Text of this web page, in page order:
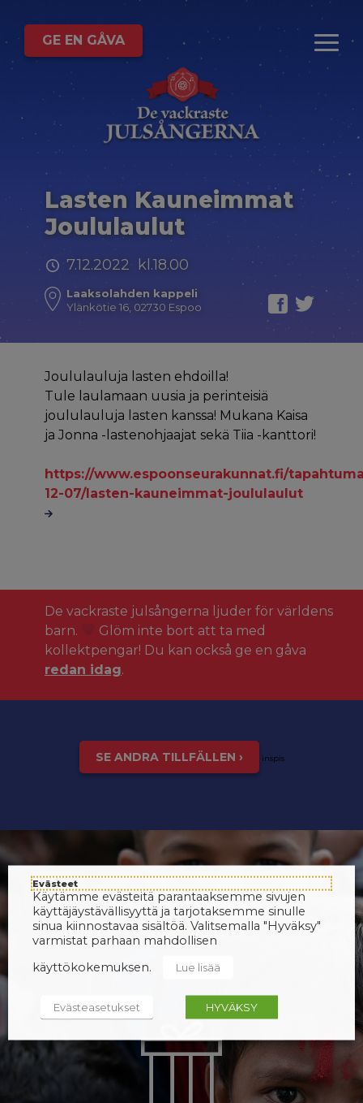
GE EN GÅVA
Lasten Kauneimmat
Joululaulut
7.12.2022 kl.18.00
Laaksolahden kappeli
Ylänkötie 16, 02730 Espoo
Joululauluja lasten ehdoilla!
Tule laulamaan uusia ja perinteisiä
joululauluja lasten kanssa! Mukana Kaisa
ja Jonna -lastenohjaajat sekä Tiia -kanttori!
https://www.espoonseurakunnat.fi/
12-07/lasten-kauneimmat-joululaulut
De vackraste julsångerna ljuder för världens
barn.
Glöm inte bort att ta med
kollektpengar! Du kan också ge en gåva
redan idag.
SE ANDRA TILLFÄLLEN › inspis
Evästeet
Käytämme evästeitä parantaaksemme sivujen
käyttäjäystävällisyyttä ja tarjotaksemme sinulle
sinua kiinnostavaa sisältöä. Valitsemalla "Hyväksy"
varmistat parhaan mahdollisen
käyttökokemuksen.
Lue lisää
Evästeasetukset HYVÄKSY